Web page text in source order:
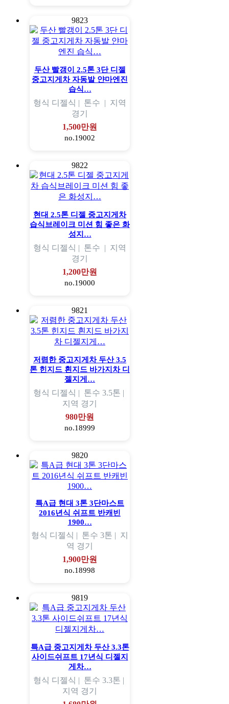
9823
두산 빨갱이 2.5톤 3단 디젤
중고지게차 자동발 얀마엔진
습식…
형식 디젤식 | 톤수 | 지역
경기
1,500만원
no.19002
9822
현대 2.5톤 디젤 중고지게차
습식브레이크 미션 힘 좋은 화
성지…
형식 디젤식 | 톤수 | 지역
경기
1,200만원
no.19000
9821
저렴한 중고지게차 두산 3.5
톤 힌지드 흰지드 바가지차 디
젤지게…
형식 디젤식 | 톤수 3.5톤 |
지역 경기
980만원
no.18999
9820
특A급 현대 3톤 3단마스트
2016년식 쉬프트 반캐빈
1900…
형식 디젤식 | 톤수 3톤 | 지
역 경기
1,900만원
no.18998
9819
특A급 중고지게차 두산 3.3톤
사이드쉬프트 17년식 디젤지
게차…
형식 디젤식 | 톤수 3.3톤 |
지역 경기